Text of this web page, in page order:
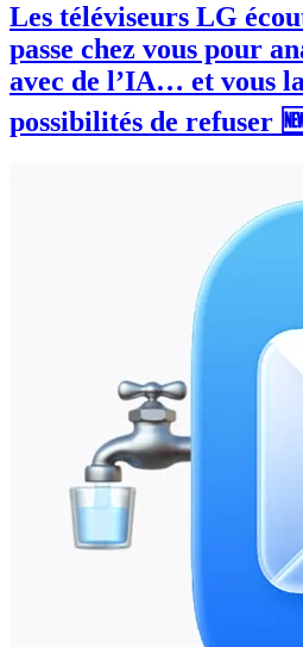
Les téléviseurs LG
passe chez vous pour
avec de l’IA… et vous
possibilités de refuser